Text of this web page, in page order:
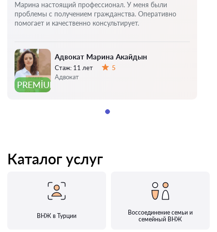
PREMIUM
Адвокат Марина Акайдын
Стаж: 11 лет
5
Адвокат
Марина настоящий профессионал. У меня были
проблемы с получением гражданства. Оперативно
помогает и качественно консультирует.
Каталог услуг
ВНЖ в Турции
Воссоединение семьи и
семейный ВНЖ